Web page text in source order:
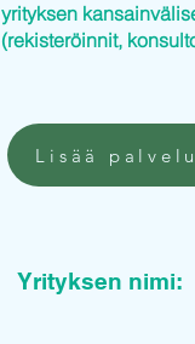
yrityksen
(rekisteröinnit,
Lisää
Yrityksen nimi: